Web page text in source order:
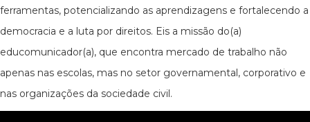
ferramentas, potencializando as aprendizagens e fortalecendo a
democracia e a luta por direitos. Eis a missão do(a)
educomunicador(a), que encontra mercado de trabalho não
apenas nas escolas, mas no setor governamental, corporativo e
nas organizações da sociedade civil.